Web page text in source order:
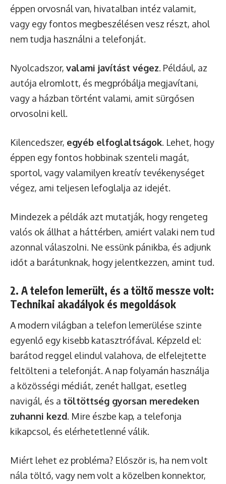
éppen orvosnál van, hivatalban intéz valamit,
vagy egy fontos megbeszélésen vesz részt, ahol
nem tudja használni a telefonját.
Nyolcadszor, valami javítást végez. Például, az
autója elromlott, és megpróbálja megjavítani,
vagy a házban történt valami, amit sürgősen
orvosolni kell.
Kilencedszer, egyéb elfoglaltságok. Lehet, hogy
éppen egy fontos hobbinak szenteli magát,
sportol, vagy valamilyen kreatív tevékenységet
végez, ami teljesen lefoglalja az idejét.
Mindezek a példák azt mutatják, hogy rengeteg
valós ok állhat a háttérben, amiért valaki nem tud
azonnal válaszolni. Ne essünk pánikba, és adjunk
időt a barátunknak, hogy jelentkezzen, amint tud.
2. A telefon lemerült, és a töltő messze volt:
Technikai akadályok és megoldások
A modern világban a telefon lemerülése szinte
egyenlő egy kisebb katasztrófával. Képzeld el:
barátod reggel elindul valahova, de elfelejtette
feltölteni a telefonját. A nap folyamán használja
a közösségi médiát, zenét hallgat, esetleg
navigál, és a töltöttség gyorsan meredeken
zuhanni kezd. Mire észbe kap, a telefonja
kikapcsol, és elérhetetlenné válik.
Miért lehet ez probléma? Először is, ha nem volt
nála töltő, vagy nem volt a közelben konnektor,